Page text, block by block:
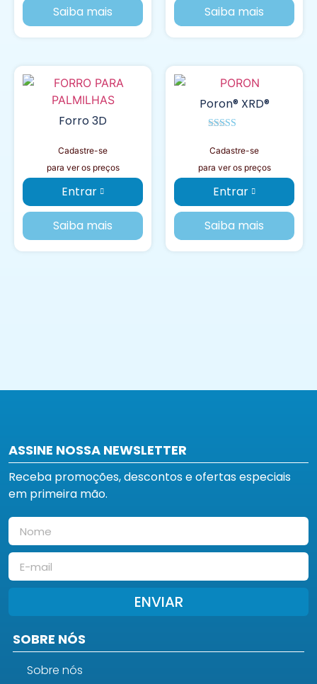
Saiba mais Saiba mais
Forro 3D
Cadastre-se
para ver os preços
Entrar
Saiba mais
Poron® XRD®
5.00
de 5
Cadastre-se
para ver os preços
Entrar
Saiba mais
ASSINE NOSSA NEWSLETTER
Receba promoções, descontos e ofertas especiais
em primeira mão.
ENVIAR
SOBRE NÓS
Sobre nós